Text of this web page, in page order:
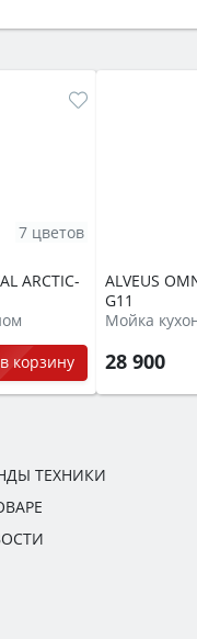
гриль,
ARCTIC-
в корзину
7 цветов
ALVEUS
G11
Мойка
28 900
ТЕХНИКИ